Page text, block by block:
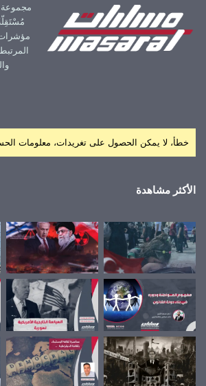
مجموعة
مؤشرات
خطأ، لا يمكن الحصول على تغريدات، معلومات
الأكثر مشاهدة